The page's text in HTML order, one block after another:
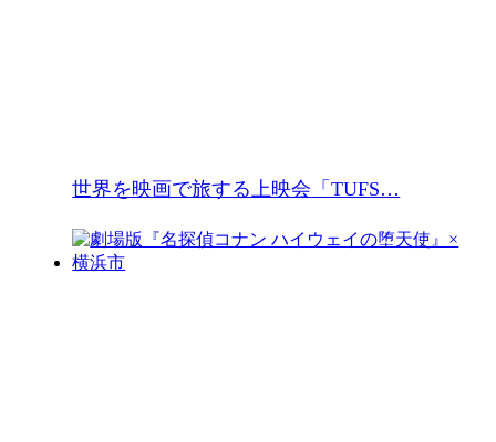
世界を映画で旅する上映会「TUFS…